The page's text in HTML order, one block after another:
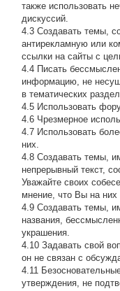
также использовать
дискуссий.
4.3 Создавать темы,
антирекламную или
ссылки на сайты с
4.4 Писать
инфоpмацию, не
в тематических
4.5 Использовать
4.6 Чрезмерное
4.7 Использовать
них.
4.8 Создавать темы,
непрерывный текст,
Уважайте своих
мнение, что Вы на них
4.9 Создавать темы,
названия,
украшения.
4.10 Задавать свой
он не связан с
4.11
утверждения, не